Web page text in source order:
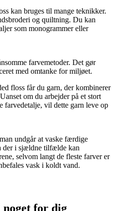
kan bruges til mange teknikker.
og quiltning. Du kan
som monogrammer eller
farvemetoder. Det gør
med omtanke for miljøet.
floss får du garn, der kombinerer
om du arbejder på et stort
vil dette garn leve op
undgår at vaske færdige
der i sjældne tilfælde kan
selvom langt de fleste farver er
vask i koldt vand.
noget for dig